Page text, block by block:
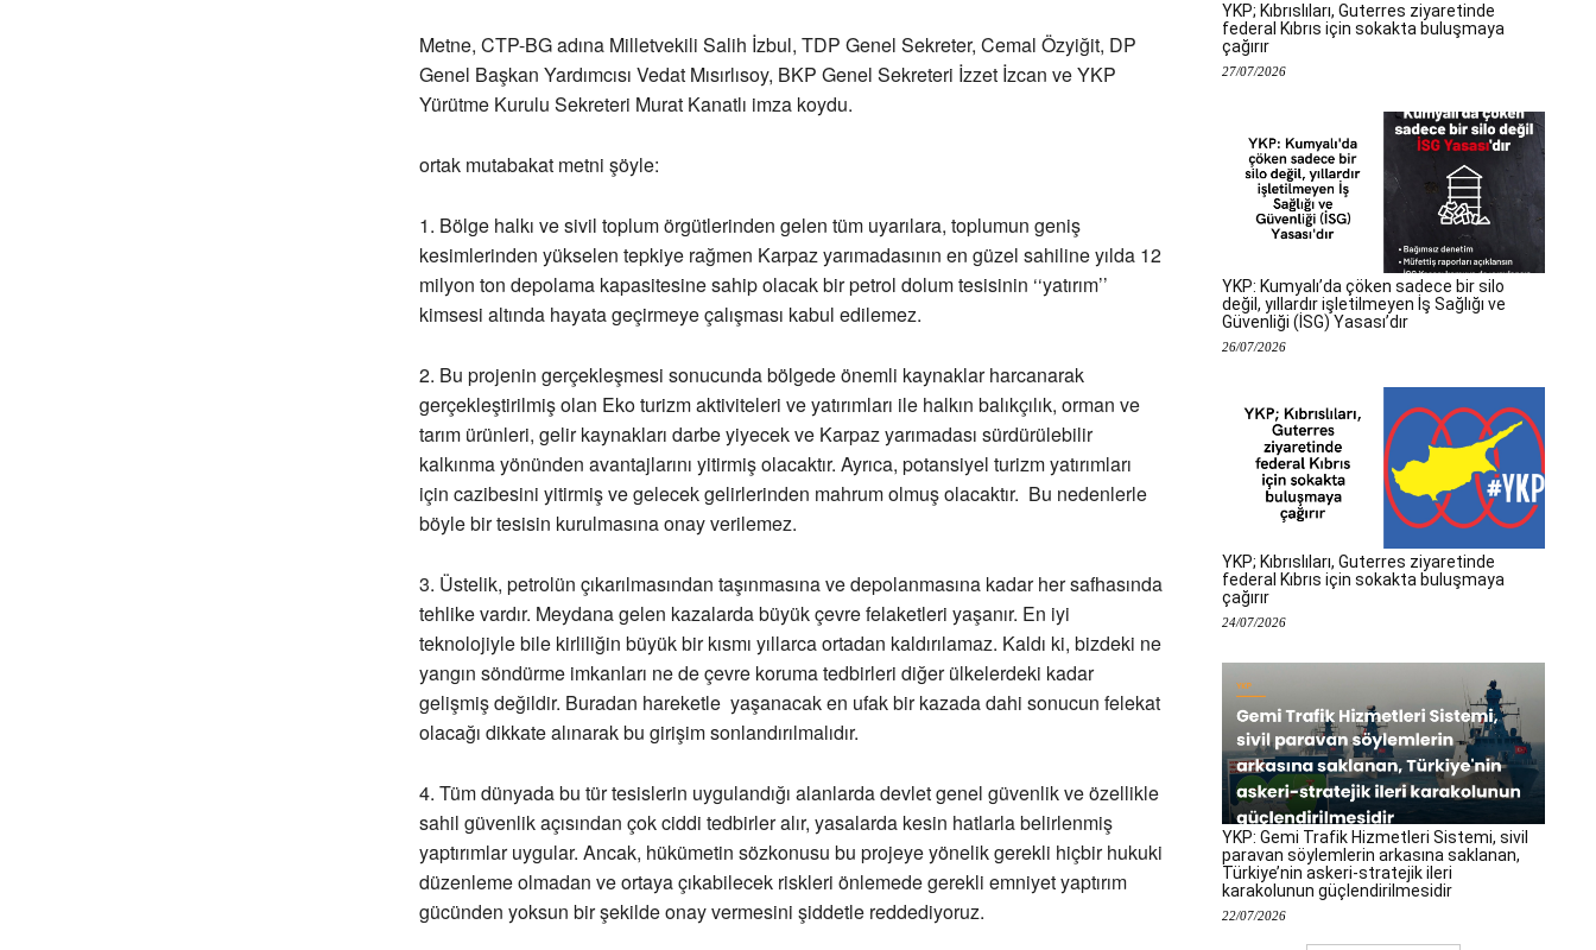
Metne, CTP-BG adına Milletvekili Salih İzbul, TDP Genel Sekreter, Cemal Özyiğit, DP
Genel Başkan Yardımcısı Vedat Mısırlısoy, BKP Genel Sekreteri İzzet İzcan ve YKP
Yürütme Kurulu Sekreteri Murat Kanatlı imza koydu.
ortak mutabakat metni şöyle:
1. Bölge halkı ve sivil toplum örgütlerinden gelen tüm uyarılara, toplumun geniş
kesimlerinden yükselen tepkiye rağmen Karpaz yarımadasının en güzel sahiline yılda 12
milyon ton depolama kapasitesine sahip olacak bir petrol dolum tesisinin ‘‘yatırım’’
kimsesi altında hayata geçirmeye çalışması kabul edilemez.
2. Bu projenin gerçekleşmesi sonucunda bölgede önemli kaynaklar harcanarak
gerçekleştirilmiş olan Eko turizm aktiviteleri ve yatırımları ile halkın balıkçılık, orman ve
tarım ürünleri, gelir kaynakları darbe yiyecek ve Karpaz yarımadası sürdürülebilir
kalkınma yönünden avantajlarını yitirmiş olacaktır. Ayrıca, potansiyel turizm yatırımları
için cazibesini yitirmiş ve gelecek gelirlerinden mahrum olmuş olacaktır. Bu nedenlerle
böyle bir tesisin kurulmasına onay verilemez.
3. Üstelik, petrolün çıkarılmasından taşınmasına ve depolanmasına kadar her safhasında
tehlike vardır. Meydana gelen kazalarda büyük çevre felaketleri yaşanır. En iyi
teknolojiyle bile kirliliğin büyük bir kısmı yıllarca ortadan kaldırılamaz. Kaldı ki, bizdeki ne
yangın söndürme imkanları ne de çevre koruma tedbirleri diğer ülkelerdeki kadar
gelişmiş değildir. Buradan hareketle yaşanacak en ufak bir kazada dahi sonucun felekat
olacağı dikkate alınarak bu girişim sonlandırılmalıdır.
4. Tüm dünyada bu tür tesislerin uygulandığı alanlarda devlet genel güvenlik ve özellikle
sahil güvenlik açısından çok ciddi tedbirler alır, yasalarda kesin hatlarla belirlenmiş
yaptırımlar uygular. Ancak, hükümetin sözkonusu bu projeye yönelik gerekli hiçbir hukuki
düzenleme olmadan ve ortaya çıkabilecek riskleri önlemede gerekli emniyet yaptırım
gücünden yoksun bir şekilde onay vermesini şiddetle reddediyoruz.
YKP; Kıbrıslıları, Guterres ziyaretinde
federal Kıbrıs için sokakta buluşmaya
çağırır
27/07/2026
YKP: Kumyalı’da çöken sadece bir silo
değil, yıllardır işletilmeyen İş Sağlığı ve
Güvenliği (İSG) Yasası’dır
26/07/2026
YKP; Kıbrıslıları, Guterres ziyaretinde
federal Kıbrıs için sokakta buluşmaya
çağırır
24/07/2026
YKP: Gemi Trafik Hizmetleri Sistemi, sivil
paravan söylemlerin arkasına saklanan,
Türkiye’nin askeri-stratejik ileri
karakolunun güçlendirilmesidir
22/07/2026